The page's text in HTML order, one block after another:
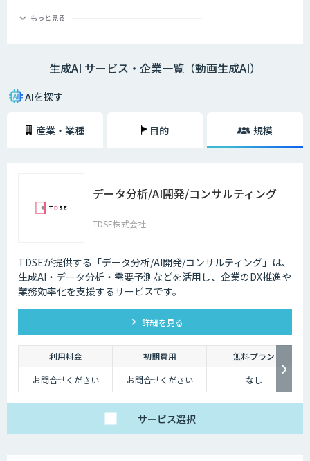
グラムのコード、文章など多岐にわたります。
もっと見る
生成AI サービス・企業一覧（動画生成AI）
AIを探す
産業・業種 目的 規模
データ分析/AI開発/コンサルティング
TDSE株式会社
TDSEが提供する「データ分析/AI開発/コンサルティング」は、
生成AI・データ分析・需要予測などを活用し、企業のDX推進や
業務効率化を支援するサービスです。
詳細を見る
利用料金 初期費用
無料プラン
お問合せください
お問合せください なし
サービス選択